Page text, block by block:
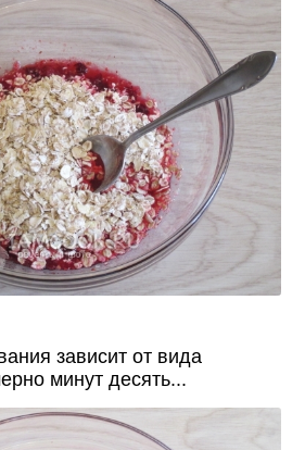
зависит от вида
минут десять...